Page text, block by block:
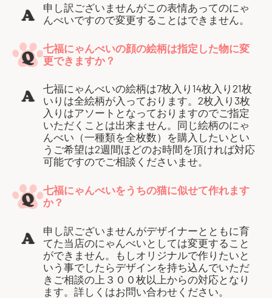
申し訳ございませんがこの表情あってのにゃ
んべいですので変更することはできません。
七福にゃんべいの顔の絵柄は指定した物に変
更できますか？
七福にゃんべいの絵柄は7枚入り14枚入り21枚
いりは全絵柄が入っております。2枚入り3枚
入りはアソートとなっておりますのでご指定
いただくことは出来ません。同じ絵柄のにゃ
んべい（一種類を全枚数）を購入したいとい
うご希望は2週間ほどのお時間を頂ければ対応
可能ですのでご相談くださいませ。
七福にゃんべいをうちの猫に似せて作れます
か？
申し訳ございませんがデザイナーとともに育
てた当店のにゃんべいとしては変更すること
ができません。もしオリジナルで作りたいと
いう事でしたらデザインを持ち込んでいただ
きご相談の上３００枚以上からの対応となり
ます。詳しくはお問い合わせください。